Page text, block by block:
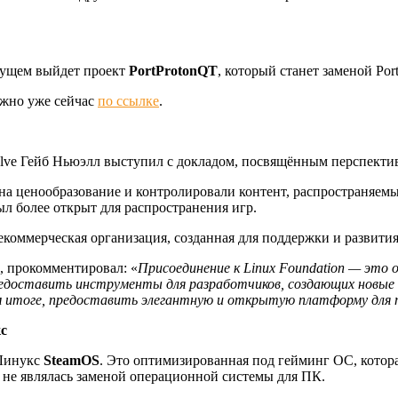
выйдет проект PortProtonQT, который станет заменой
уже сейчас по ссылке.
Гейб Ньюэлл выступил с докладом, посвящённым
и контролировали контент,
более открыт для распространения игр.
организация, созданная для поддержки и
прокомментировал: «Присоединение к Linux Foundation — это
инструменты для разработчиков, создающих
предоставить элегантную и открытую платформу для
SteamOS. Это оптимизированная под гейминг ОС,
являлась заменой операционной системы для ПК.